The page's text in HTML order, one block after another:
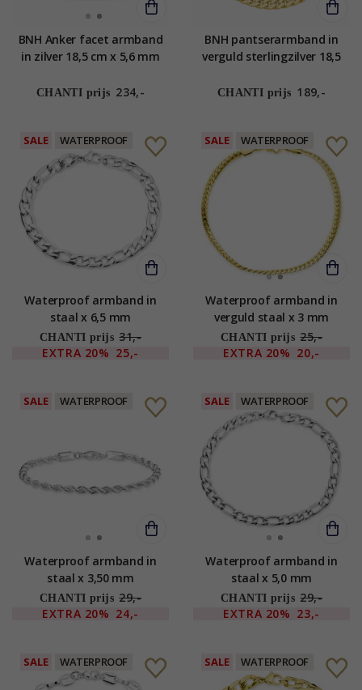
BNH Anker facet armband
in zilver 18,5 cm x 5,6 mm
CHANTI prijs 234,-
BNH pantserarmband in
verguld sterlingzilver 18,5
CHANTI prijs 189,-
SALE WATERPROOF
Waterproof armband in
staal x 6,5 mm
CHANTI prijs 31,-
EXTRA 20% 25,-
SALE WATERPROOF
Waterproof armband in
verguld staal x 3 mm
CHANTI prijs 25,-
EXTRA 20% 20,-
SALE WATERPROOF
Waterproof armband in
staal x 3,50 mm
CHANTI prijs 29,-
EXTRA 20% 24,-
SALE WATERPROOF
Waterproof armband in
staal x 5,0 mm
CHANTI prijs 29,-
EXTRA 20% 23,-
SALE WATERPROOF SALE WATERPROOF